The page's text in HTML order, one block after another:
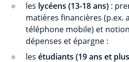
les lycéens (13-18 ans) :
matières financières (p.ex.
téléphone mobile) et
dépenses et épargne :
les étudiants (19 ans et